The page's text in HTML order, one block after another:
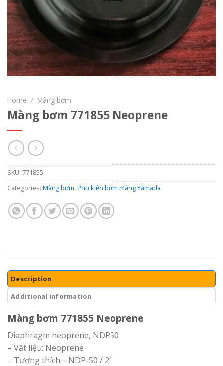
Home / Màng bơm
Màng bơm 771855 Neoprene
SKU: 771855
Categories: Màng bơm,Phụ kiện bơm màng Yamada
Description
Additional information
Màng bơm 771855 Neoprene
Diaphragm neoprene, NDP50
– Vật liệu: Neoprene
– Tương thích: –NDP-50 / 2”